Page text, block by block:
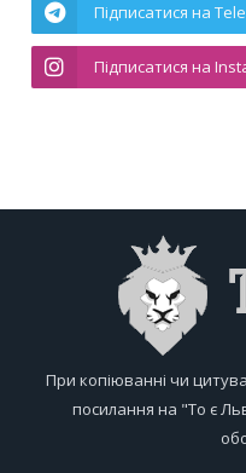
Підписатися на
Підписатися на
При копіюванні чи
посилання на "То є